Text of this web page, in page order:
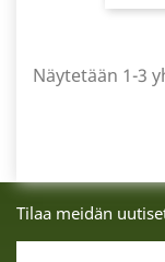
Näytetään 1-3
Tilaa meidän